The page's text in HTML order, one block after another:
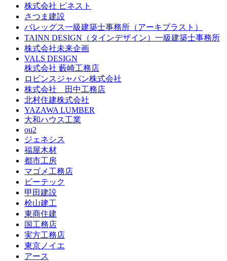
株式会社 ピネスト
さつま建設
バレッグス一級建築士事務所（アーキブラスト）
TAINN DESIGN（タインデザイン）一級建築士事務所
株式会社未来企画
VALS DESIGN
株式会社 藪崎工務店
ロビンスジャパン株式会社
株式会社 田中工務店
北村住建株式会社
YAZAWA LUMBER
大和ハウス工業
ou2
ジェネシス
福屋木材
都市工房
マゴメ工務店
ビーテック
甲田建設
桧山建工
東商住建
国工務店
実方工務店
東京ノイエ
アース